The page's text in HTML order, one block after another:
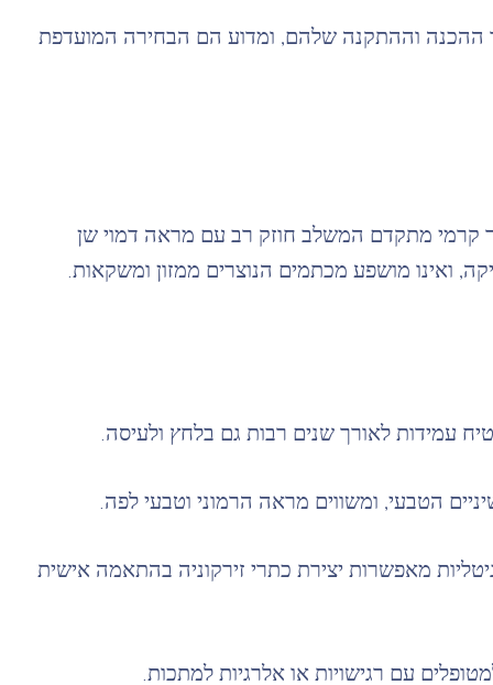
ההכנה וההתקנה שלהם, ומדוע הם הבחירה המועדפת
קרמי מתקדם המשלב חוזק רב עם מראה דמוי שן
ואינו מושפע מכתמים הנוצרים ממזון ומשקאות.
מאפשרות יצירת כתרי זירקוניה בהתאמה אישית